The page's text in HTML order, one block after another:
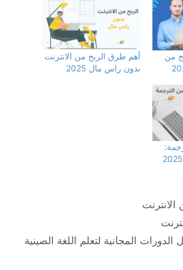
من
أهم طرق الربح من الانترنت
بدون راس مال 2025
المجانية لتعلم اللغة الصينية